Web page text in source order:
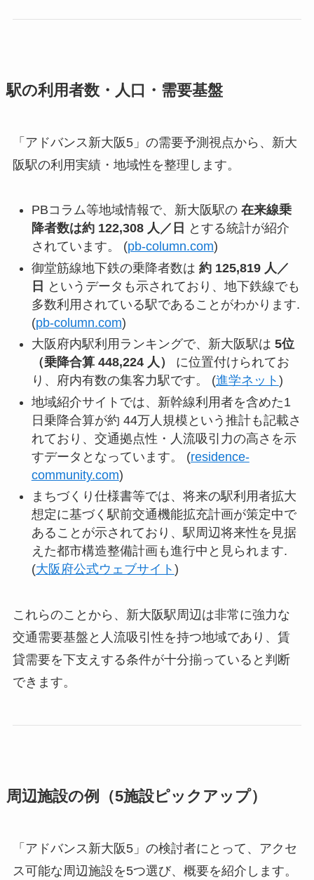
駅の利用者数・人口・需要基盤
「アドバンス新大阪5」の需要予測視点から、新大
阪駅の利用実績・地域性を整理します。
PBコラム等地域情報で、新大阪駅の 在来線乗
降者数は約 122,308 人／日 とする統計が紹介
されています。 (pb-column.com)
御堂筋線地下鉄の乗降者数は 約 125,819 人／
日 というデータも示されており、地下鉄線でも
多数利用されている駅であることがわかります.
(pb-column.com)
大阪府内駅利用ランキングで、新大阪駅は 5位
（乗降合算 448,224 人）
に位置付けられてお
り、府内有数の集客力駅です。 (進学ネット )
地域紹介サイトでは、新幹線利用者を含めた1
日乗降合算が約 44万人規模という推計も記載さ
れており、交通拠点性・人流吸引力の高さを示
すデータとなっています。 (residence-
community.com)
まちづくり仕様書等では、将来の駅利用者拡大
想定に基づく駅前交通機能拡充計画が策定中で
あることが示されており、駅周辺将来性を見据
えた都市構造整備計画も進行中と見られます.
(大阪府公式ウェブサイト )
これらのことから、新大阪駅周辺は非常に強力な
交通需要基盤と人流吸引性を持つ地域であり、賃
貸需要を下支えする条件が十分揃っていると判断
できます。
周辺施設の例（5施設ピックアップ）
「アドバンス新大阪5」の検討者にとって、アクセ
ス可能な周辺施設を5つ選び、概要を紹介します。